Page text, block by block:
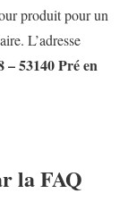
produit pour un
L’adresse
– 53140 Pré en
la FAQ